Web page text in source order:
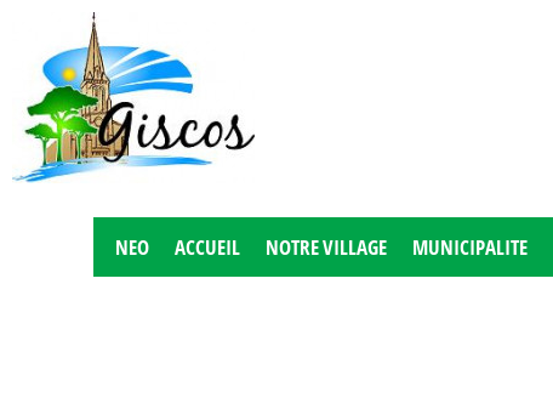
NEO ACCUEIL NOTRE VILLAGE MUNICIPALITE